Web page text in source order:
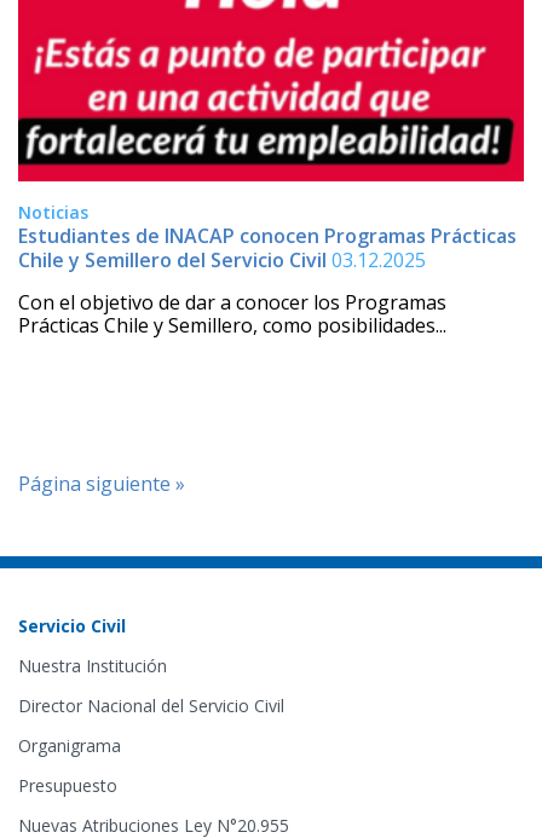
Noticias
Estudiantes de INACAP conocen Programas Prácticas
Chile y Semillero del Servicio Civil 03.12.2025
Con el objetivo de dar a conocer los Programas
Prácticas Chile y Semillero, como posibilidades...
Página siguiente »
Servicio Civil
Nuestra Institución
Director Nacional del Servicio Civil
Organigrama
Presupuesto
Nuevas Atribuciones Ley N°20.955